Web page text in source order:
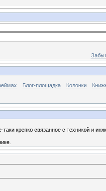
Блог-площадка Колонки
крепко связанное с техникой и